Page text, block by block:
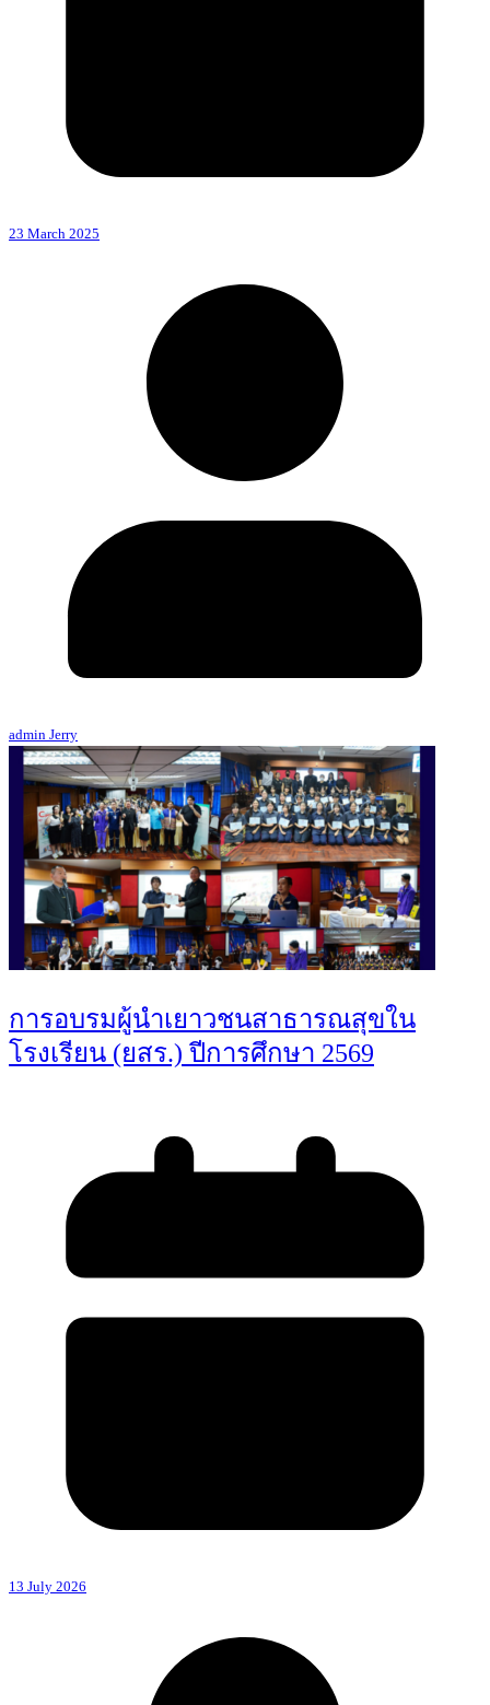
23 March 2025
admin Jerry
การอบรมผู้นำเยาวชนสาธารณสุขใน
โรงเรียน (ยสร.) ปีการศึกษา 2569
13 July 2026